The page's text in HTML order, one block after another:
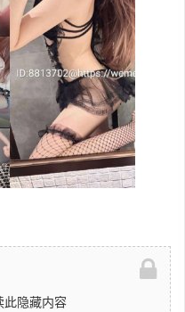
此隐藏内容